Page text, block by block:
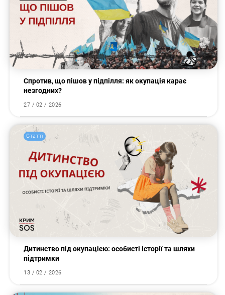
Спротив, що пішов у підпілля: як окупація карає
незгодних?
27 / 02 / 2026
Статті
Дитинство під окупацією: особисті історії та шляхи
підтримки
13 / 02 / 2026